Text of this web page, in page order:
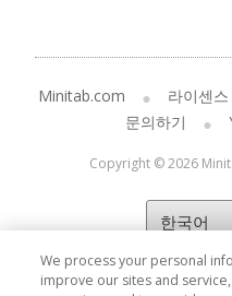
Minitab.com 라이센스
문의하기
Copyright © 2026
We process your personal
improve our sites and